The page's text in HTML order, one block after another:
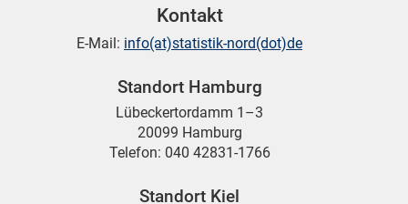
Kontakt
E-Mail: info(at)statistik-nord(dot)de
Standort Hamburg
Lübeckertordamm 1–3
20099 Hamburg
Telefon: 040 42831-1766
Standort Kiel